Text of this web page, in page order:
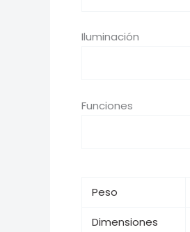
Iluminación
Funciones
Peso
Dimensiones